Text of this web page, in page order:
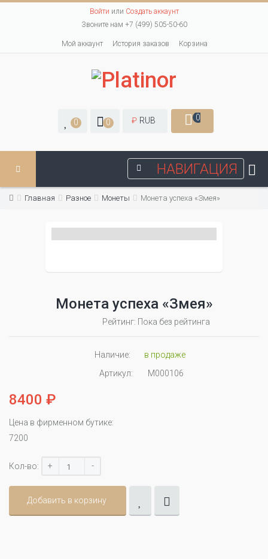
Войти или Создать аккаунт
Звоните нам +7 (499) 505-50-60
Мой аккаунт История заказов Корзина
0 0 ₽ RUB 0
НАВИГАЦИЯ
Главная Разное Монеты Монета успеха «Змея»
Монета успеха «Змея»
Рейтинг: Пока без рейтинга
Наличие:
в продаже
Артикул:
М000106
8400 ₽
Цена в фирменном бутике:
7200
Кол-во: + -
Добавить в корзину